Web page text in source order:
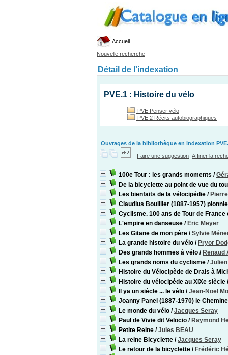
Accueil
Nouvelle recherche
Détail de l'indexation
PVE.1 : Histoire du vélo
PVE Penser vélo
PVE.2 Récits autobiographiques
Ouvrages de la bibliothèque en indexation
Faire une suggestion Affiner la
100e Tour : les grands moments /
De la bicyclette au point de vue du
Les bienfaits de la vélocipédie /
Claudius Bouillier (1887-1957)
Cyclisme. 100 ans de Tour de
L'empire en danseuse / Eric Meyer
Les Gitane de mon père /Sylvie
La grande histoire du vélo / Pryor
Des grands hommes à vélo / Renaud
Les grands noms du cyclisme /
Histoire du Vélocipède de Drais à
Histoire du vélocipède au XIXe siècle
Il ya un siècle ... le vélo /Jean-Noël
Joanny Panel (1887-1970) le
Le monde du vélo /Jacques Seray
Paul de Vivie dit Velocio / Raymond
Petite Reine /Jules BEAU
La reine Bicyclette /Jacques Seray
Le retour de la bicyclette / Frédéric